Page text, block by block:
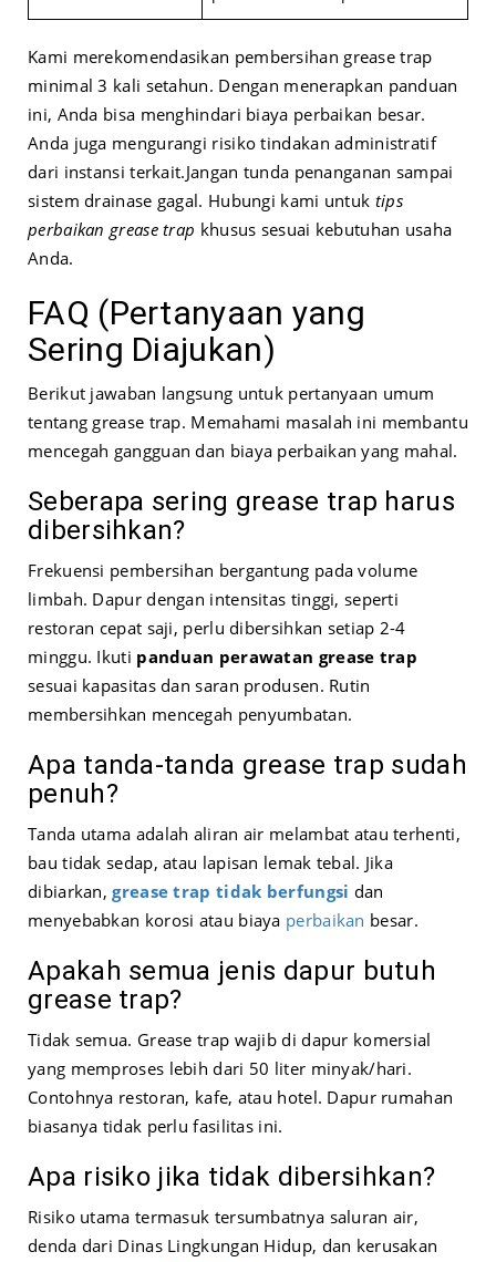
Kami merekomendasikan pembersihan grease trap
minimal 3 kali setahun. Dengan menerapkan panduan
ini, Anda bisa menghindari biaya perbaikan besar.
Anda juga mengurangi risiko tindakan administratif
dari instansi terkait.Jangan tunda penanganan sampai
sistem drainase gagal. Hubungi kami untuk tips
perbaikan grease trap khusus sesuai kebutuhan usaha
Anda.
FAQ (Pertanyaan yang
Sering Diajukan)
Berikut jawaban langsung untuk pertanyaan umum
tentang grease trap. Memahami masalah ini membantu
mencegah gangguan dan biaya perbaikan yang mahal.
Seberapa sering grease trap harus
dibersihkan?
Frekuensi pembersihan bergantung pada volume
limbah. Dapur dengan intensitas tinggi, seperti
restoran cepat saji, perlu dibersihkan setiap 2-4
minggu. Ikuti panduan perawatan grease trap
sesuai kapasitas dan saran produsen. Rutin
membersihkan mencegah penyumbatan.
Apa tanda-tanda grease trap sudah
penuh?
Tanda utama adalah aliran air melambat atau terhenti,
bau tidak sedap, atau lapisan lemak tebal. Jika
dibiarkan,grease trap tidak berfungsi dan
menyebabkan korosi atau biaya perbaikan besar.
Apakah semua jenis dapur butuh
grease trap?
Tidak semua. Grease trap wajib di dapur komersial
yang memproses lebih dari 50 liter minyak/hari.
Contohnya restoran, kafe, atau hotel. Dapur rumahan
biasanya tidak perlu fasilitas ini.
Apa risiko jika tidak dibersihkan?
Risiko utama termasuk tersumbatnya saluran air,
denda dari Dinas Lingkungan Hidup, dan kerusakan